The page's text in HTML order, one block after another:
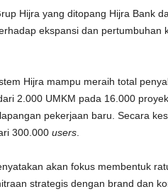
Hijra yang ditopang Hijra Bank
ekspansi dan pertumbuhan
Hijra mampu meraih total
2.000 UMKM pada 16.000
pekerjaan baru. Secara
300.000 users.
akan fokus membentuk
strategis dengan brand dan